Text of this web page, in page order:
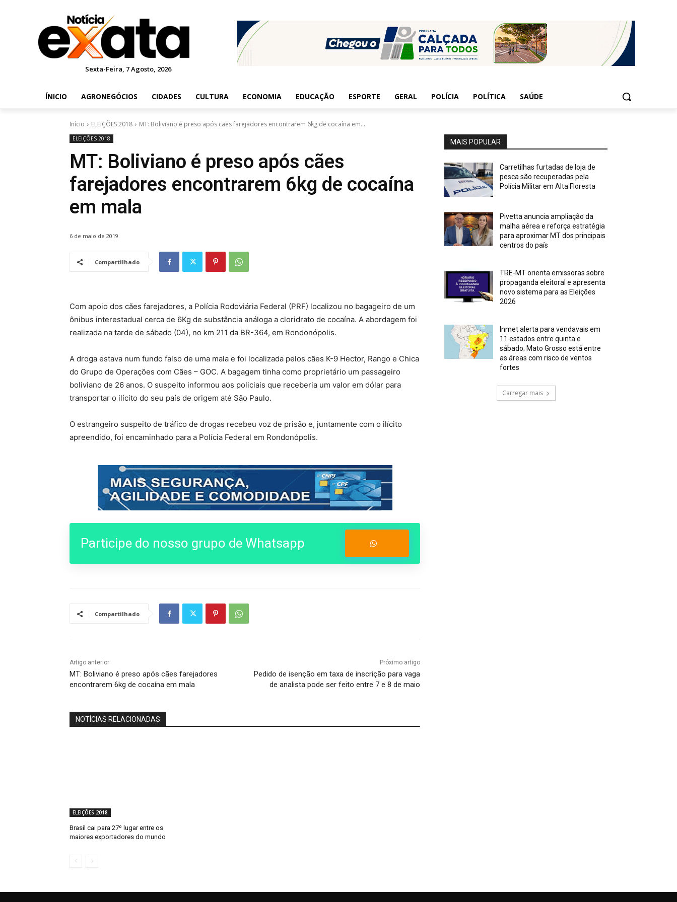
Sexta-Feira, 7 Agosto, 2026
ÍNICIO AGRONEGÓCIOS CIDADES CULTURA ECONOMIA EDUCAÇÃO ESPORTE GERAL POLÍCIA POLÍTICA SAÚDE
Início ELEIÇÕES 2018 MT: Boliviano é preso após cães farejadores encontrarem 6kg de cocaína em...
ELEIÇÕES 2018
MT: Boliviano é preso após cães
farejadores encontrarem 6kg de cocaína
em mala
6 de maio de 2019
Compartilhado
Com apoio dos cães farejadores, a Polícia Rodoviária Federal (PRF) localizou no bagageiro de um
ônibus interestadual cerca de 6Kg de substância análoga a cloridrato de cocaína. A abordagem foi
realizada na tarde de sábado (04), no km 211 da BR-364, em Rondonópolis.
A droga estava num fundo falso de uma mala e foi localizada pelos cães K-9 Hector, Rango e Chica
do Grupo de Operações com Cães – GOC. A bagagem tinha como proprietário um passageiro
boliviano de 26 anos. O suspeito informou aos policiais que receberia um valor em dólar para
transportar o ilícito do seu país de origem até São Paulo.
O estrangeiro suspeito de tráfico de drogas recebeu voz de prisão e, juntamente com o ilícito
apreendido, foi encaminhado para a Polícia Federal em Rondonópolis.
Participe do nosso grupo de Whatsapp
Compartilhado
Artigo anterior
MT: Boliviano é preso após cães farejadores
encontrarem 6kg de cocaína em mala
Próximo artigo
Pedido de isenção em taxa de inscrição para vaga
de analista pode ser feito entre 7 e 8 de maio
NOTÍCIAS RELACIONADAS
ELEIÇÕES 2018
Brasil cai para 27º lugar entre os
maiores exportadores do mundo
MAIS POPULAR
Carretilhas furtadas de loja de
pesca são recuperadas pela
Polícia Militar em Alta Floresta
Pivetta anuncia ampliação da
malha aérea e reforça estratégia
para aproximar MT dos principais
centros do país
TRE-MT orienta emissoras sobre
propaganda eleitoral e apresenta
novo sistema para as Eleições
2026
Inmet alerta para vendavais em
11 estados entre quinta e
sábado; Mato Grosso está entre
as áreas com risco de ventos
fortes
Carregar mais